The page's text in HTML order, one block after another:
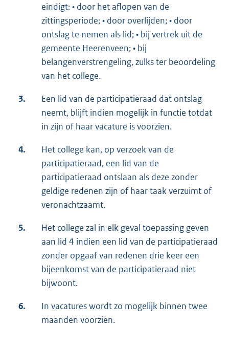
eindigt: • door het aflopen van de
zittingsperiode; • door overlijden; • door
ontslag te nemen als lid; • bij vertrek uit de
gemeente Heerenveen; • bij
belangenverstrengeling, zulks ter beoordeling
van het college.
3.
Een lid van de participatieraad dat ontslag
neemt, blijft indien mogelijk in functie totdat
in zijn of haar vacature is voorzien.
4.
Het college kan, op verzoek van de
participatieraad, een lid van de
participatieraad ontslaan als deze zonder
geldige redenen zijn of haar taak verzuimt of
veronachtzaamt.
5.
Het college zal in elk geval toepassing geven
aan lid 4 indien een lid van de participatieraad
zonder opgaaf van redenen drie keer een
bijeenkomst van de participatieraad niet
bijwoont.
6.
In vacatures wordt zo mogelijk binnen twee
maanden voorzien.